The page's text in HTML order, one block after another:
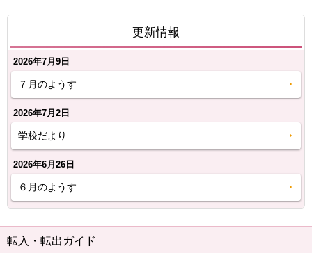
更新情報
2026年7月9日
７月のようす
2026年7月2日
学校だより
2026年6月26日
６月のようす
転入・転出ガイド